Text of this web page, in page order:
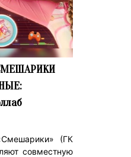
(ГК
совместную